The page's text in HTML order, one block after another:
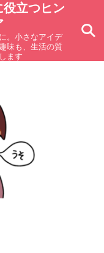
立つヒン
。小さなアイデ
味も、生活の質
ます